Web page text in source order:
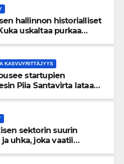
hallinnon historialliset
uskaltaa purkaa
KASVUYRITTÄJYYS
startupien
Piia Santavirta lataa
sektorin suurin
uhka, joka vaatii